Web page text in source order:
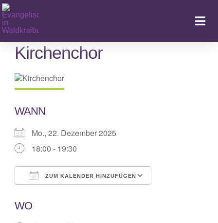
Zum
Inhalt
springen
Kirchenchor
WANN
Mo., 22. Dezember 2025
18:00 - 19:30
ZUM KALENDER HINZUFÜGEN
WO